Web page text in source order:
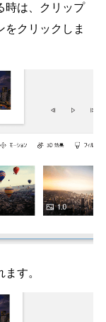
時は、クリップ
をクリックしま
す。